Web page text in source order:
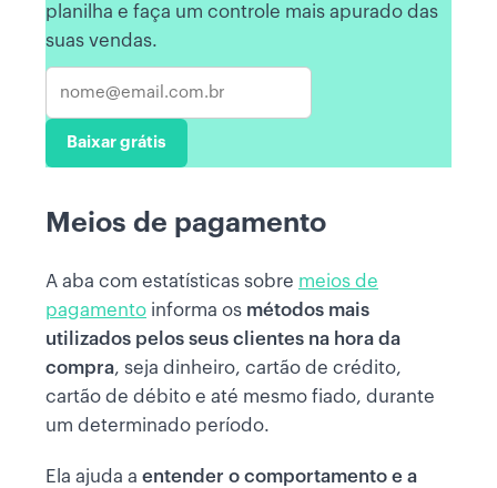
planilha e faça um controle mais apurado das
suas vendas.
Baixar grátis
Meios de pagamento
A aba com estatísticas sobre meios de
pagamento informa os métodos mais
utilizados pelos seus clientes na hora da
compra, seja dinheiro, cartão de crédito,
cartão de débito e até mesmo fiado, durante
um determinado período.
Ela ajuda a entender o comportamento e a